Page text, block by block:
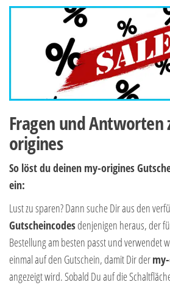
Fragen und Antworten
origines
So löst du deinen my-origines
ein:
Lust zu sparen? Dann suche Dir aus den
Gutscheincodesdenjenigen heraus, der
Bestellung am besten passt und verwendet
einmal auf den Gutschein, damit Dir der
angezeigt wird. Sobald Du auf die